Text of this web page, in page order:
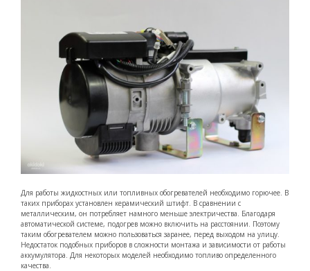
Для работы жидкостных или топливных обогревателей необходимо горючее. В
таких приборах установлен керамический штифт. В сравнении с
металлическим, он потребляет намного меньше электричества. Благодаря
автоматической системе, подогрев можно включить на расстоянии. Поэтому
таким обогревателем можно пользоваться заранее, перед выходом на улицу.
Недостаток подобных приборов в сложности монтажа и зависимости от работы
аккумулятора. Для некоторых моделей необходимо топливо определенного
качества.